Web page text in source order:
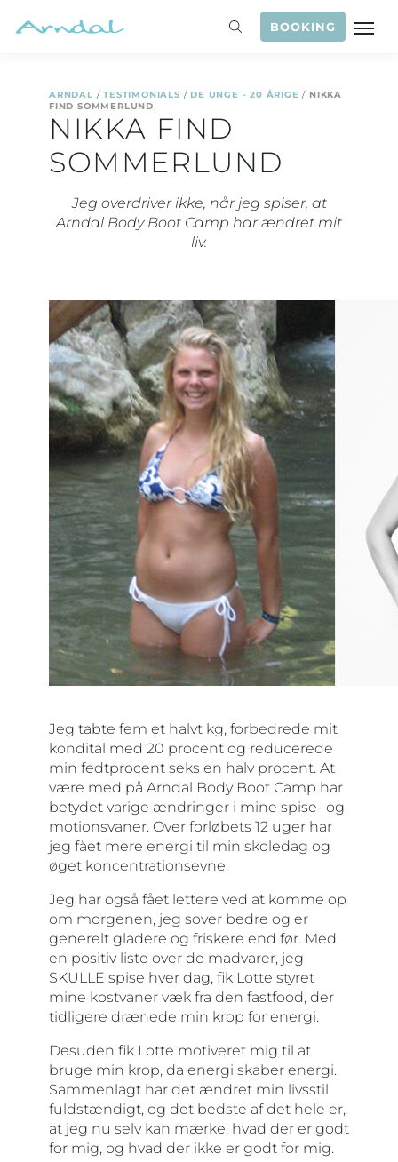
BOOKING
ARNDAL /TESTIMONIALS / DE UNGE - 20 ÅRIGE / NIKKA
FIND SOMMERLUND
NIKKA FIND
SOMMERLUND
Jeg overdriver ikke, når jeg spiser, at
Arndal Body Boot Camp har ændret mit
liv.
Jeg tabte fem et halvt kg, forbedrede mit
kondital med 20 procent og reducerede
min fedtprocent seks en halv procent. At
være med på Arndal Body Boot Camp har
betydet varige ændringer i mine spise- og
motionsvaner. Over forløbets 12 uger har
jeg fået mere energi til min skoledag og
øget koncentrationsevne.
Jeg har også fået lettere ved at komme op
om morgenen, jeg sover bedre og er
generelt gladere og friskere end før. Med
en positiv liste over de madvarer, jeg
SKULLE spise hver dag, fik Lotte styret
mine kostvaner væk fra den fastfood, der
tidligere drænede min krop for energi.
Desuden fik Lotte motiveret mig til at
bruge min krop, da energi skaber energi.
Sammenlagt har det ændret min livsstil
fuldstændigt, og det bedste af det hele er,
at jeg nu selv kan mærke, hvad der er godt
for mig, og hvad der ikke er godt for mig.